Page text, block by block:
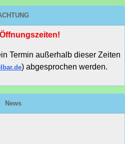
Termin außerhalb dieser Zeiten
) abgesprochen werden.
News